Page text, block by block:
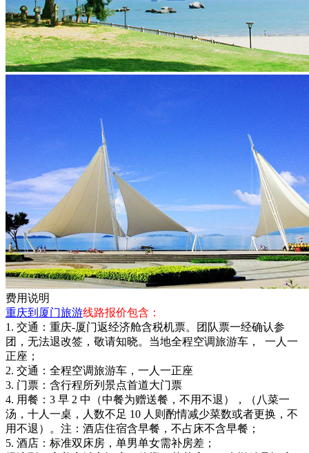
费用说明
重庆到厦门旅游线路报价包含：
1. 交通：重庆-厦门返经济舱含税机票。团队票一经确认参
团，无法退改签，敬请知晓。当地全程空调旅游车， 一人一
正座；
2. 交通：全程空调旅游车，一人一正座
3. 门票：含行程所列景点首道大门票
4. 用餐：3 早 2 中（中餐为赠送餐，不用不退），（八菜一
汤，十人一桌，人数不足 10 人则酌情减少菜数或者更换，不
用不退）。注：酒店住宿含早餐，不占床不含早餐；
5. 酒店：标准双床房，单男单女需补房差；